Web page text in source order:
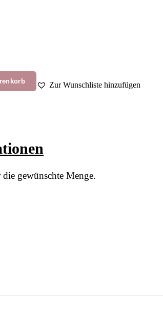
Zur Wunschliste hinzufügen
gewünschte Menge.